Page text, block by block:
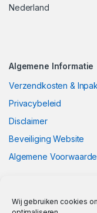
Wij gebruiken cookies
Nederland
Algemene Informatie
Verzendkosten &
Privacybeleid
Disclaimer
Beveiliging Website
Algemene